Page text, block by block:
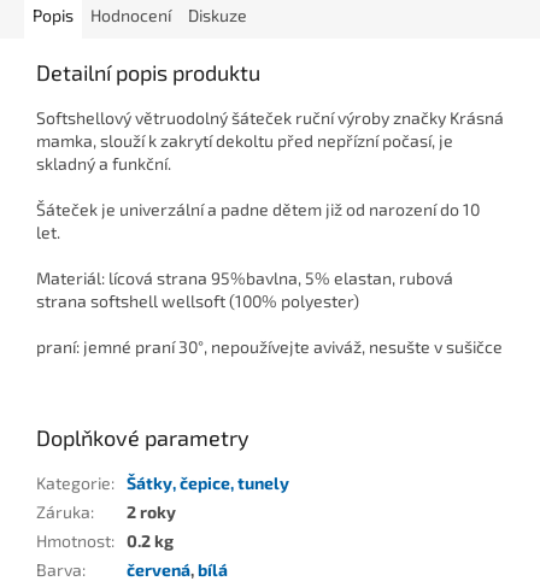
Popis Hodnocení Diskuze
Detailní popis produktu
Softshellový větruodolný šáteček ruční výroby značky Krásná
mamka, slouží k zakrytí dekoltu před nepřízní počasí, je
skladný a funkční.
Šáteček je univerzální a padne dětem již od narození do 10
let.
Materiál: lícová strana 95%bavlna, 5% elastan, rubová
strana softshell wellsoft (100% polyester)
praní: jemné praní 30°, nepoužívejte aviváž, nesušte v sušičce
Doplňkové parametry
Kategorie: Šátky, čepice, tunely
Záruka:
2 roky
Hmotnost: 0.2 kg
Barva: červená,bílá